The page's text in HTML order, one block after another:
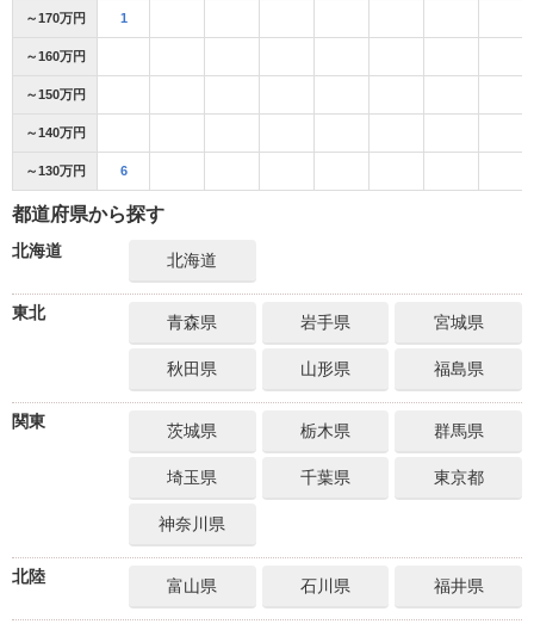
～170万円 1
～160万円
～150万円
～140万円
～130万円 6
都道府県から探す
北海道 北海道
東北 青森県 岩手県 宮城県
秋田県 山形県 福島県
関東 茨城県 栃木県 群馬県
埼玉県 千葉県 東京都
神奈川県
北陸 富山県 石川県 福井県